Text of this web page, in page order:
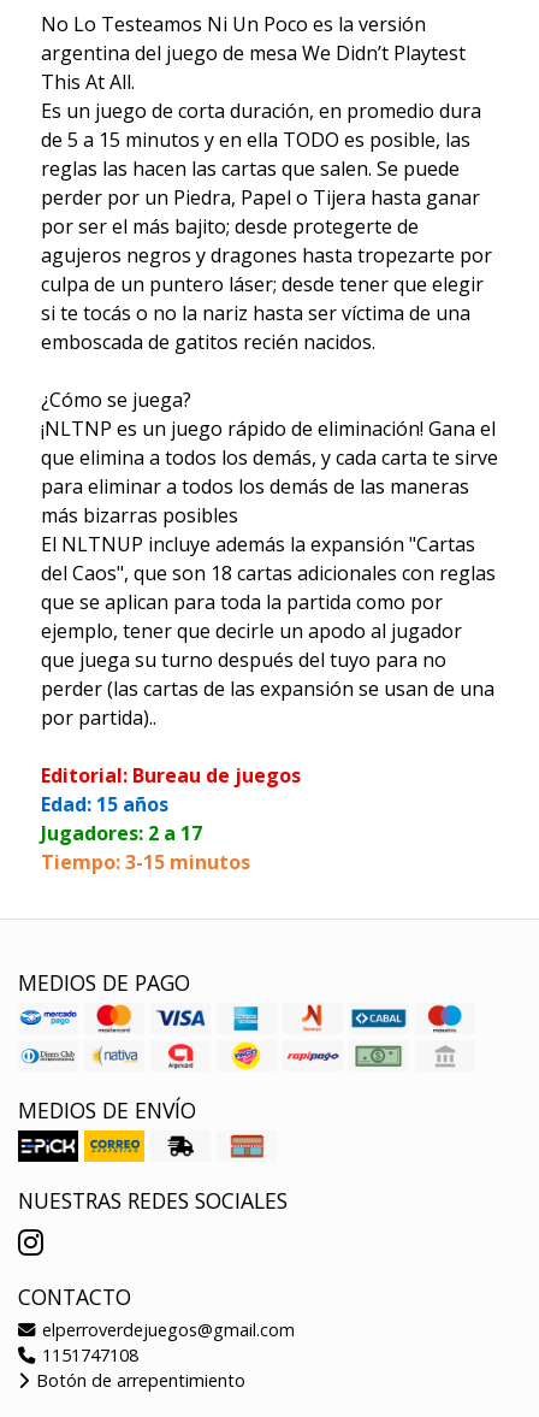
No Lo Testeamos Ni Un Poco es la versión
argentina del juego de mesa We Didn’t Playtest
This At All.
Es un juego de corta duración, en promedio dura
de 5 a 15 minutos y en ella TODO es posible, las
reglas las hacen las cartas que salen. Se puede
perder por un Piedra, Papel o Tijera hasta ganar
por ser el más bajito; desde protegerte de
agujeros negros y dragones hasta tropezarte por
culpa de un puntero láser; desde tener que elegir
si te tocás o no la nariz hasta ser víctima de una
emboscada de gatitos recién nacidos.
¿Cómo se juega?
¡NLTNP es un juego rápido de eliminación! Gana el
que elimina a todos los demás, y cada carta te sirve
para eliminar a todos los demás de las maneras
más bizarras posibles
El NLTNUP incluye además la expansión "Cartas
del Caos", que son 18 cartas adicionales con reglas
que se aplican para toda la partida como por
ejemplo, tener que decirle un apodo al jugador
que juega su turno después del tuyo para no
perder (las cartas de las expansión se usan de una
por partida)..
Editorial: Bureau de juegos
Edad: 15 años
Jugadores: 2 a 17
Tiempo: 3-15 minutos
MEDIOS DE PAGO
MEDIOS DE ENVÍO
NUESTRAS REDES SOCIALES
CONTACTO
elperroverdejuegos@gmail.com
1151747108
Botón de arrepentimiento